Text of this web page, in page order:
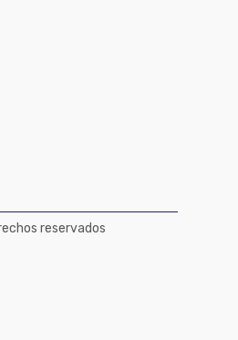
reservados